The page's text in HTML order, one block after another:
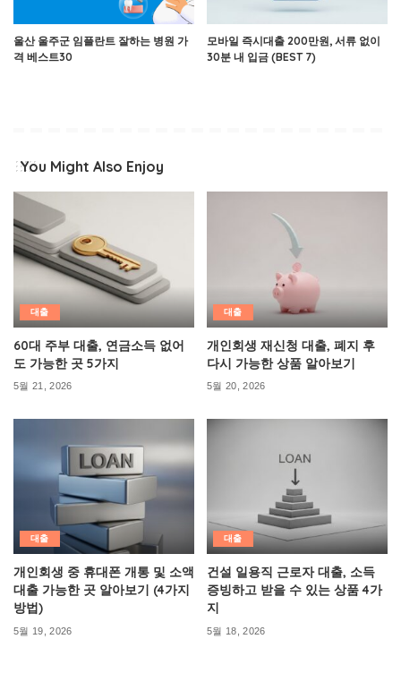
울산 울주군 임플란트 잘하는 병원 가
격 베스트30
모바일 즉시대출 200만원, 서류 없이
30분 내 입금 (BEST 7)
You Might Also Enjoy
대출
60대 주부 대출, 연금소득 없어
도 가능한 곳 5가지
5월 21, 2026
대출
개인회생 재신청 대출, 폐지 후
다시 가능한 상품 알아보기
5월 20, 2026
대출
개인회생 중 휴대폰 개통 및 소액
대출 가능한 곳 알아보기 (4가지
방법)
5월 19, 2026
대출
건설 일용직 근로자 대출, 소득
증빙하고 받을 수 있는 상품 4가
지
5월 18, 2026